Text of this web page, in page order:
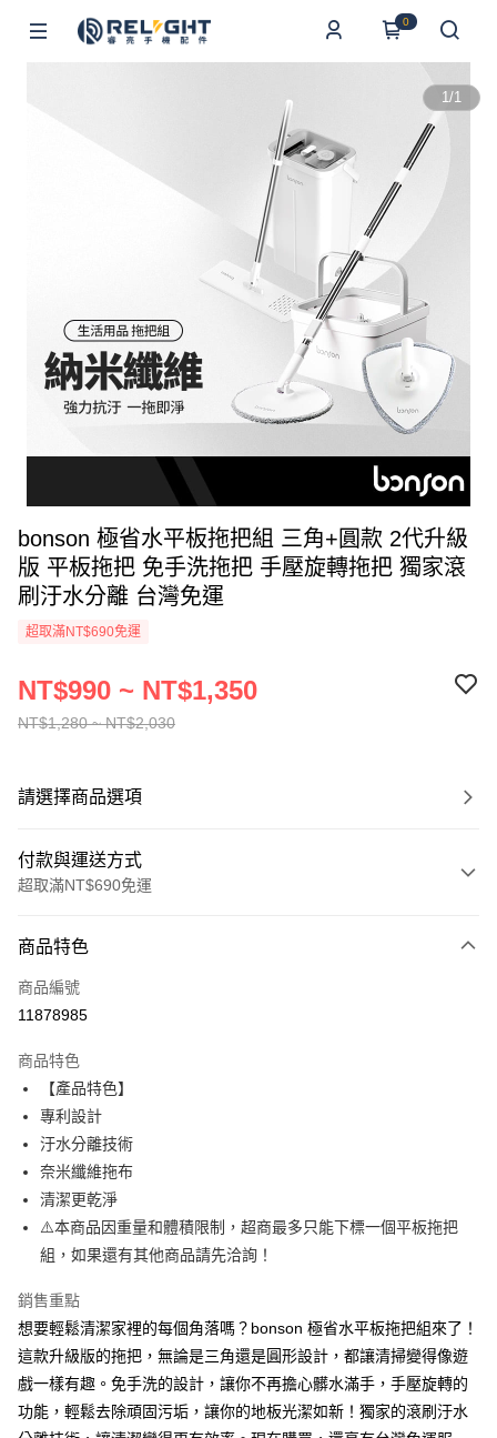
0
1/1
bonson 極省水平板拖把組 三角+圓款 2代升級
版 平板拖把 免手洗拖把 手壓旋轉拖把 獨家滾
刷汙水分離 台灣免運
超取滿NT$690免運
NT$1,280 ~ NT$2,030
NT$990 ~ NT$1,350
請選擇商品選項
付款與運送方式
超取滿NT$690免運
信用卡一次付款
超商取貨付款
Apple Pay
街口支付
悠遊付
ATM付款
運送方式
全家取貨付款
每筆NT$65，滿NT$690(含以上)免運費
付款後全家取貨
商品特色
商品編號
11878985
商品特色
【產品特色】
專利設計
汙水分離技術
奈米纖維拖布
清潔更乾淨
⚠️本商品因重量和體積限制，超商最多只能下標一個平板拖把
組，如果還有其他商品請先洽詢！
銷售重點
想要輕鬆清潔家裡的每個角落嗎？bonson 極省水平板拖把組來了！
這款升級版的拖把，無論是三角還是圓形設計，都讓清掃變得像遊
戲一樣有趣。免手洗的設計，讓你不再擔心髒水滿手，手壓旋轉的
功能，輕鬆去除頑固污垢，讓你的地板光潔如新！獨家的滾刷汙水